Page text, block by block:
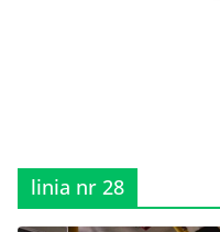
linia nr 28